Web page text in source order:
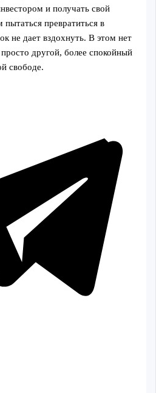
и получать свой
превратиться в
не дает вздохнуть. В этом нет
другой, более спокойный
свободе.